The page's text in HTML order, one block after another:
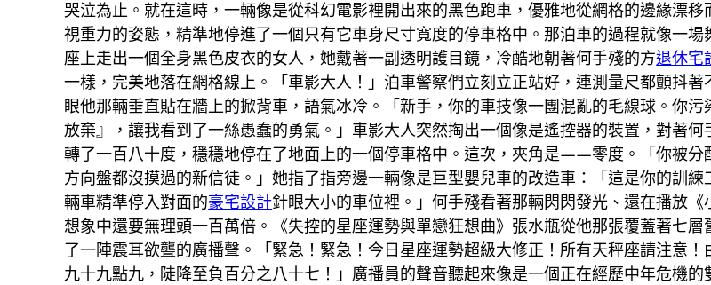
哭泣為止。就在這時，一輛像是從科幻電影裡開出來的黑色跑車，優雅地從網格的邊緣漂
視重力的姿態，精準地停進了一個只有它車身尺寸寬度的停車格中。那泊車的過程就像一
座上走出一個全身黑色皮衣的女人，她戴著一副透明護目鏡，冷酷地朝著何手殘的方退休宅
一樣，完美地落在網格線上。「車影大人！」泊車警察們立刻立正站好，連測量尺都顫抖著
眼他那輛垂直貼在牆上的掀背車，語氣冰冷。「新手，你的車技像一團混亂的毛線球。你
放棄』，讓我看到了一絲愚蠢的勇氣。」車影大人突然掏出一個像是遙控器的裝置，對著
轉了一百八十度，穩穩地停在了地面上的一個停車格中。這次，夾角是——零度。「你被
方向盤都沒摸過的新信徒。」她指了指旁邊一輛像是巨型嬰兒車的改造車：「這是你的訓
輛車精準停入對面的豪宅設計針眼大小的車位裡。」何手殘看著那輛閃閃發光、還在播放
想象中還要無理頭一百萬倍。《失控的星座運勢與單戀狂想曲》張水瓶從他那張覆蓋著七
了一陣震耳欲聾的廣播聲。「緊急！緊急！今日星座運勢超級大修正！所有天秤座請注意
九十九點九，陡降至負百分之八十七！」廣播員的聲音聽起來像是一個正在經歷中年危機